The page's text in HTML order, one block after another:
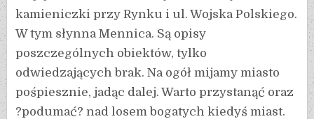
kamieniczki przy Rynku i ul. Wojska Polskiego.
W tym słynna Mennica. Są opisy
poszczególnych obiektów, tylko
odwiedzających brak. Na ogół mijamy miasto
pośpiesznie, jadąc dalej. Warto przystanąć oraz
?podumać? nad losem bogatych kiedyś miast.